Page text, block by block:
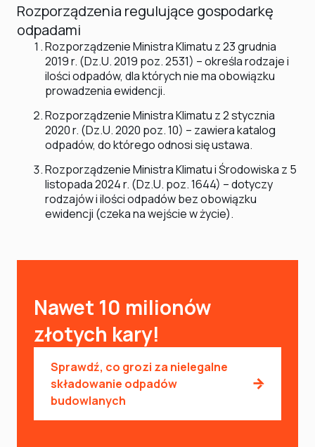
Rozporządzenia regulujące gospodarkę
odpadami
Rozporządzenie Ministra Klimatu z 23 grudnia
2019 r. (Dz.U. 2019 poz. 2531) – określa rodzaje i
ilości odpadów, dla których nie ma obowiązku
prowadzenia ewidencji.
Rozporządzenie Ministra Klimatu z 2 stycznia
2020 r. (Dz.U. 2020 poz. 10) – zawiera katalog
odpadów, do którego odnosi się ustawa.
Rozporządzenie Ministra Klimatu i Środowiska z 5
listopada 2024 r. (Dz.U. poz. 1644) – dotyczy
rodzajów i ilości odpadów bez obowiązku
ewidencji (czeka na wejście w życie).
Nawet 10 milionów
złotych kary!
Sprawdź, co grozi za nielegalne
składowanie odpadów
budowlanych